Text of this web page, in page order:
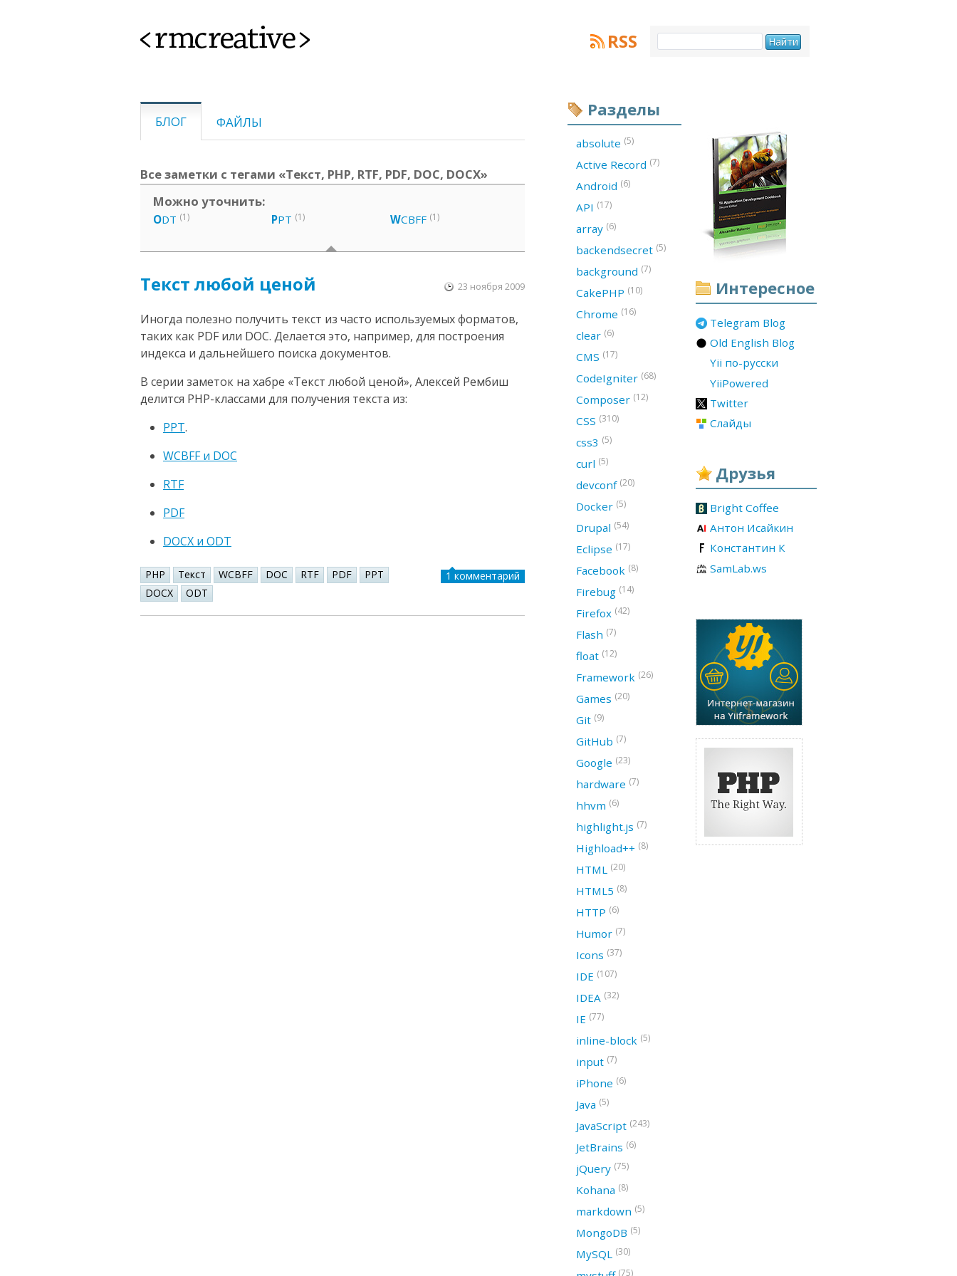
<rmcreative> RSS
БЛОГ ФАЙЛЫ
Все заметки с тегами «Текст, PHP, RTF, PDF, DOC, DOCX»
Можно уточнить:
ODT (1) PPT (1) WCBFF (1)
Текст любой ценой 23 ноября 2009
Иногда полезно получить текст из часто используемых форматов,
таких как PDF или DOC. Делается это, например, для построения
индекса и дальнейшего поиска документов.
В серии заметок на хабре «Текст любой ценой», Алексей Рембиш
делится PHP-классами для получения текста из:
PPT.
WCBFF и DOC
RTF
PDF
DOCX и ODT
PHP Текст WCBFF DOC RTF PDF
PPT
DOCX
ODT
1 комментарий
Интересное
Telegram Blog
Old English Blog
Yii по-русски
YiiPowered
Twitter
Слайды
Друзья
Bright Coffee
Антон Исайкин
Константин К
SamLab.ws
Разделы
absolute (5)
Active Record (7)
Android (6)
API (17)
array (6)
backendsecret (5)
background (7)
CakePHP (10)
Chrome (16)
clear (6)
CMS (17)
CodeIgniter (68)
Composer (12)
CSS (310)
css3 (5)
curl (5)
devconf (20)
Docker (5)
Drupal (54)
Eclipse (17)
Facebook (8)
Firebug (14)
Firefox (42)
Flash (7)
float (12)
Framework (26)
Games (20)
Git (9)
GitHub (7)
Google (23)
hardware (7)
hhvm (6)
highlight.js (7)
Highload++ (8)
HTML (20)
HTML5 (8)
HTTP (6)
Humor (7)
Icons (37)
IDE (107)
IDEA (32)
IE (77)
inline-block (5)
input (7)
iPhone (6)
Java (5)
JavaScript (243)
JetBrains (6)
jQuery (75)
Kohana (8)
markdown (5)
MongoDB (5)
MySQL (30)
(75)